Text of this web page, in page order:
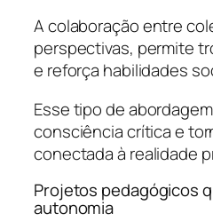
A colaboração entre
perspectivas, permite
e reforça habilidades
Esse tipo de
consciência crítica e
conectada à realidade
Projetos pedagógicos
autonomia